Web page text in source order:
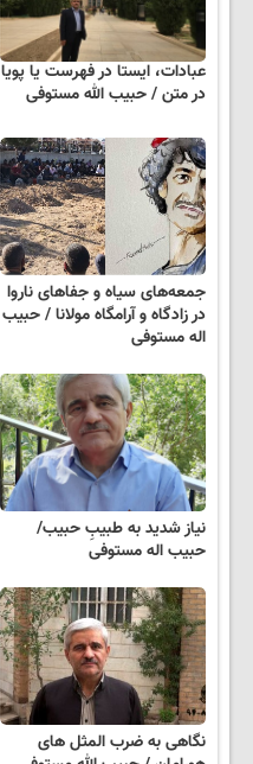
عبادات، ایستا در فهرست یا پویا
در متن / حبیب الله مستوفی
جمعه‌های سیاه و جفاهای ناروا
در زادگاه و آرامگاه مولانا / حبیب
اله مستوفی
نیاز شدید به طبیبِ حبیب/
حبیب اله مستوفی
نگاهی به ضرب المثل های